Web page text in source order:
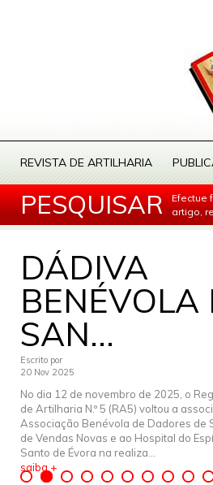
REVISTA DE ARTILHARIA
PESQUISAR
Efectue
artigo,
DÁDIVA
BENÉVOLA
SAN...
Escrito por
20 Nov 2025
No dia 12 de novembro de 2025, o
de Artilharia N.º 5 (RA5) voltou a
Associação Benévola de Dadores de
de Vendas Novas e ao Hospital do
Santo de Évora na realiza...
saiba +